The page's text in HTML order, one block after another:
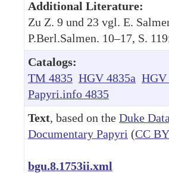
Additional Literature:
Zu Z. 9 und 23 vgl. E.
P.Berl.Salmen. 10–17, S.
Catalogs:
TM 4835 HGV 4835a HGV
Papyri.info 4835
Text, based on the Duke
Documentary Papyri (CC BY
bgu.8.1753ii.xml